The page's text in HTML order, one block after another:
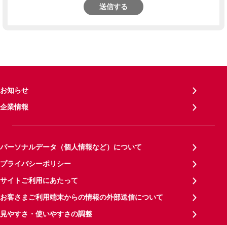
送信する
お知らせ
企業情報
パーソナルデータ（個人情報など）について
プライバシーポリシー
サイトご利用にあたって
お客さまご利用端末からの情報の外部送信について
見やすさ・使いやすさの調整